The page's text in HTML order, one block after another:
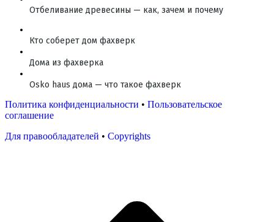
Отбеливание древесины — как, зачем и почему
Кто соберет дом фахверк
Дома из фахверка
Osko haus дома — что такое фахверк
Политика конфиденциальности • Пользовательское
соглашение
Для правообладателей • Copyrights